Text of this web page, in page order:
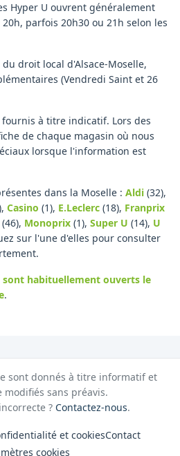
Hyper U ouvrent généralement
parfois 20h30 ou 21h selon les
droit local d'Alsace-Moselle,
(Vendredi Saint et 26
à titre indicatif. Lors des
de chaque magasin où nous
lorsque l'information est
dans la Moselle : Aldi (32),
, Casino (1), E.Leclerc (18), Franprix
(46), Monoprix (1), Super U (14), U
sur l'une d'elles pour consulter
sont habituellement ouverts le
.
sont donnés à titre informatif et
modifiés sans préavis.
? Contactez-nous.
et cookiesContact
cookies